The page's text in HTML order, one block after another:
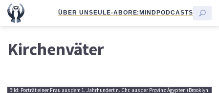
ÜBER UNSEULE-ABORE:MINDPODCASTS
Kirchenväter
Bild: Porträt einer Frau aus dem 1. Jahrhundert n. Chr. aus der Provinz Ägypten (Brooklyn